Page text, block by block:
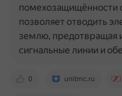
0 unitmc.ru
помехозащищённости
позволяет отводить
землю, предотвращая
сигнальные линии и